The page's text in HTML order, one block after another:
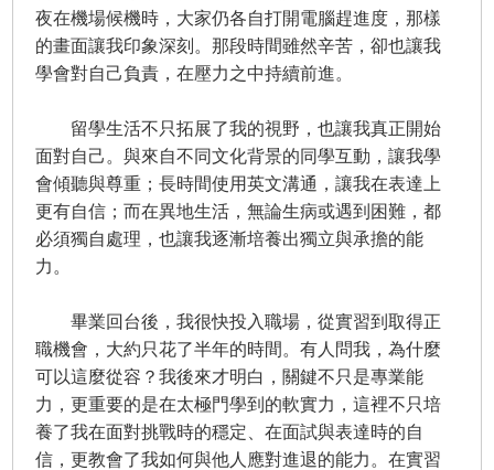
夜在機場候機時，大家仍各自打開電腦趕進度，那樣
的畫面讓我印象深刻。那段時間雖然辛苦，卻也讓我
學會對自己負責，在壓力之中持續前進。
留學生活不只拓展了我的視野，也讓我真正開始
面對自己。與來自不同文化背景的同學互動，讓我學
會傾聽與尊重；長時間使用英文溝通，讓我在表達上
更有自信；而在異地生活，無論生病或遇到困難，都
必須獨自處理，也讓我逐漸培養出獨立與承擔的能
力。
畢業回台後，我很快投入職場，從實習到取得正
職機會，大約只花了半年的時間。有人問我，為什麼
可以這麼從容？我後來才明白，關鍵不只是專業能
力，更重要的是在太極門學到的軟實力，這裡不只培
養了我在面對挑戰時的穩定、在面試與表達時的自
信，更教會了我如何與他人應對進退的能力。在實習